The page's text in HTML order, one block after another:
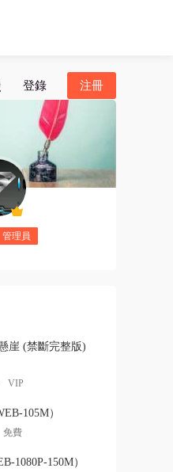
登錄 注冊
管理員
崖 (禁斷完整版)
VIP
105M）
免費
1080P-150M）